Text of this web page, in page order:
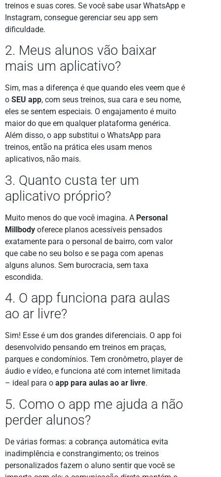
treinos e suas cores. Se você sabe usar WhatsApp e
Instagram, consegue gerenciar seu app sem
dificuldade.
2. Meus alunos vão baixar
mais um aplicativo?
Sim, mas a diferença é que quando eles veem que é
o SEU app, com seus treinos, sua cara e seu nome,
eles se sentem especiais. O engajamento é muito
maior do que em qualquer plataforma genérica.
Além disso, o app substitui o WhatsApp para
treinos, então na prática eles usam menos
aplicativos, não mais.
3. Quanto custa ter um
aplicativo próprio?
Muito menos do que você imagina. A Personal
Millbody oferece planos acessíveis pensados
exatamente para o personal de bairro, com valor
que cabe no seu bolso e se paga com apenas
alguns alunos. Sem burocracia, sem taxa
escondida.
4. O app funciona para aulas
ao ar livre?
Sim! Esse é um dos grandes diferenciais. O app foi
desenvolvido pensando em treinos em praças,
parques e condomínios. Tem cronômetro, player de
áudio e vídeo, e funciona até com internet limitada
– ideal para o app para aulas ao ar livre.
5. Como o app me ajuda a não
perder alunos?
De várias formas: a cobrança automática evita
inadimplência e constrangimento; os treinos
personalizados fazem o aluno sentir que você se